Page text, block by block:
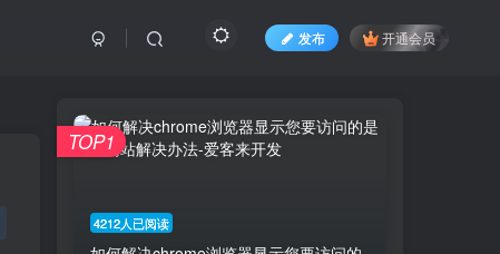
发布 开通会员
4212人已阅读
TOP1